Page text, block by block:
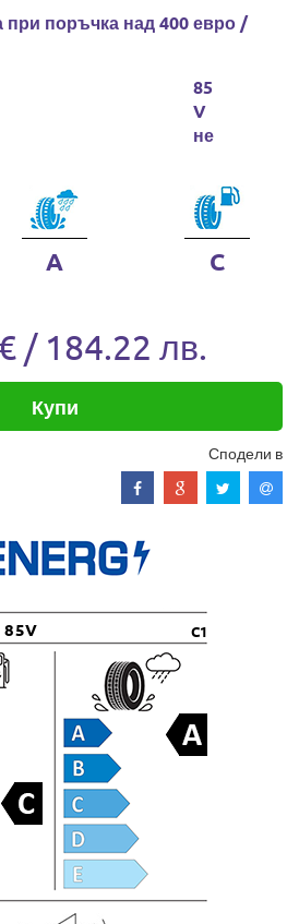
при поръчка над 400 евро /
85
V
не
A C
/ 184.22 лв.
Купи
Сподели в
85V C1